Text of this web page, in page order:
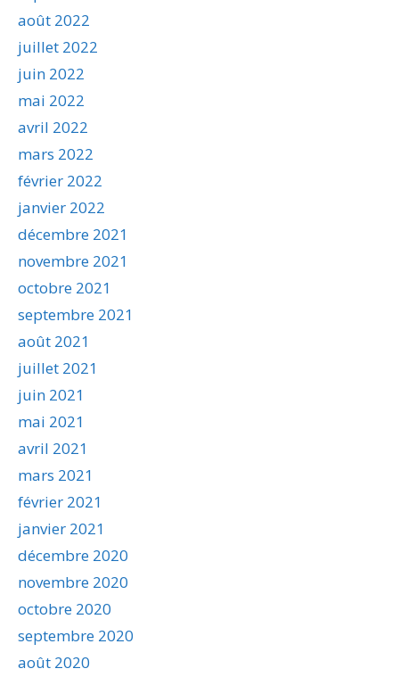
août 2022
juillet 2022
juin 2022
mai 2022
avril 2022
mars 2022
février 2022
janvier 2022
décembre 2021
novembre 2021
octobre 2021
septembre 2021
août 2021
juillet 2021
juin 2021
mai 2021
avril 2021
mars 2021
février 2021
janvier 2021
décembre 2020
novembre 2020
octobre 2020
septembre 2020
août 2020